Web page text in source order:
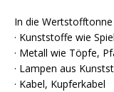
In die
· Kunststoffe wie
· Metall wie Töpfe,
· Lampen aus
· Kabel, Kupferkabel